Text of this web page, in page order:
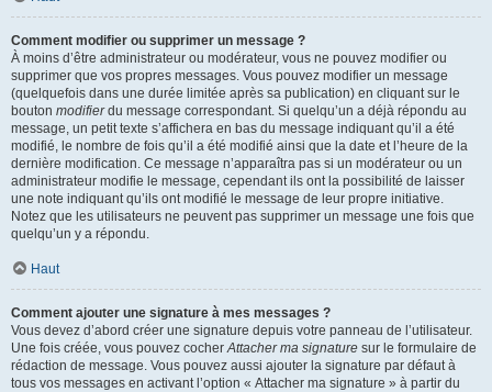
Comment modifier ou supprimer un message ?
À moins d’être administrateur ou modérateur, vous ne pouvez modifier ou
supprimer que vos propres messages. Vous pouvez modifier un message
(quelquefois dans une durée limitée après sa publication) en cliquant sur le
bouton modifierdu message correspondant. Si quelqu’un a déjà répondu au
message, un petit texte s’affichera en bas du message indiquant qu’il a été
modifié, le nombre de fois qu’il a été modifié ainsi que la date et l’heure de la
dernière modification. Ce message n’apparaîtra pas si un modérateur ou un
administrateur modifie le message, cependant ils ont la possibilité de laisser
une note indiquant qu’ils ont modifié le message de leur propre initiative.
Notez que les utilisateurs ne peuvent pas supprimer un message une fois que
quelqu’un y a répondu.
Haut
Comment ajouter une signature à mes messages ?
Vous devez d’abord créer une signature depuis votre panneau de l’utilisateur.
Une fois créée, vous pouvez cocherAttacher ma signature sur le formulaire de
rédaction de message. Vous pouvez aussi ajouter la signature par défaut à
tous vos messages en activant l’option « Attacher ma signature » à partir du